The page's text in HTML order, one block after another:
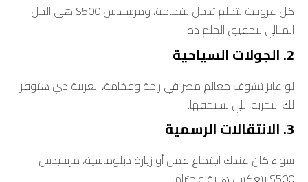
كل عروسة بتحلم تدخل بفخامة، ومرسيدس S500 هي الحل
المثالي لتحقيق الحلم ده.
2. الجولات السياحية
لو عايز تشوف معالم مصر في راحة وفخامة، العربية دي هتوفر
لك التجربة اللي تستحقها.
3. الانتقالات الرسمية
سواء كان عندك اجتماع عمل أو زيارة دبلوماسية، مرسيدس